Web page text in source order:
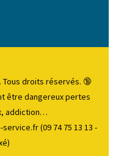
droits réservés. 🔞
être dangereuxpertes
addiction…
(09 74 75 13 13 -